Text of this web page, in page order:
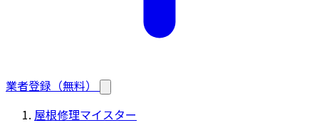
業者登録（無料）
屋根修理マイスター